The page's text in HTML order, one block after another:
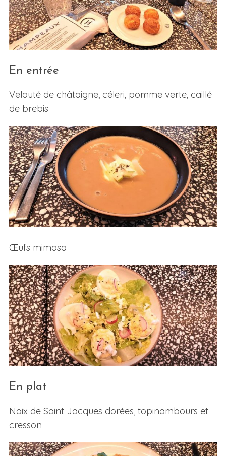
En entrée
Velouté de châtaigne, céleri, pomme verte, caillé
de brebis
Œufs mimosa
En plat
Noix de Saint Jacques dorées, topinambours et
cresson